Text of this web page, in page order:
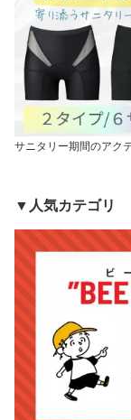
サニタリー期間のアク
▼人気カテゴリ